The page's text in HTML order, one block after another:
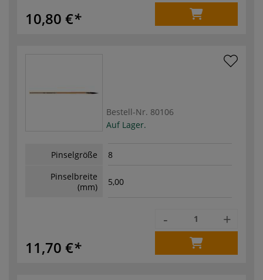
10,80 €
Bestell-Nr. 80106
Auf Lager.
Pinselgröße
8
Pinselbreite
(mm)
5,00
11,70 €
- +